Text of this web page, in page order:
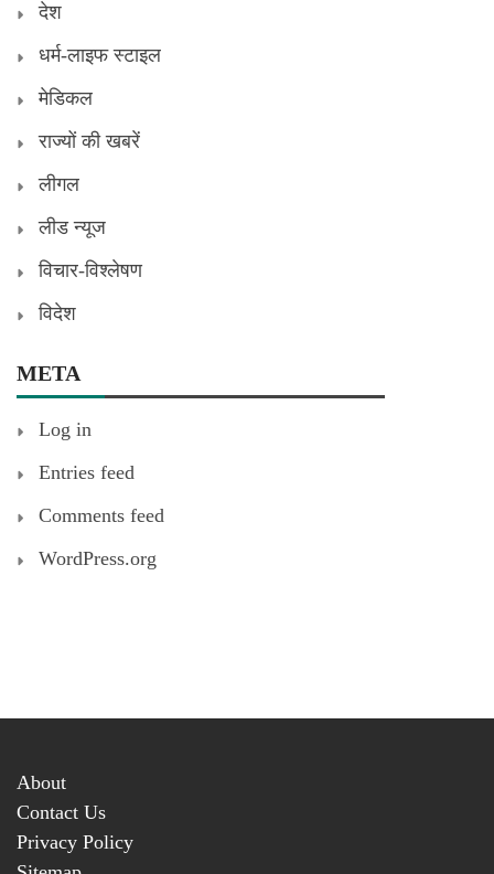
देश
धर्म-लाइफ स्टाइल
मेडिकल
राज्यों की खबरें
लीगल
लीड न्यूज
विचार-विश्लेषण
विदेश
META
Log in
Entries feed
Comments feed
WordPress.org
About
Contact Us
Privacy Policy